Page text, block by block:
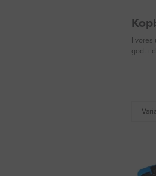
I
godt i